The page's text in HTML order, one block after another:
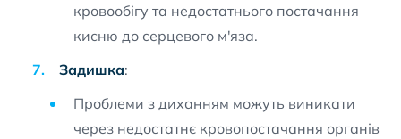
кровообігу та недостатнього постачання
кисню до серцевого м'яза.
Задишка:
Проблеми з диханням можуть виникати
через недостатнє кровопостачання органів